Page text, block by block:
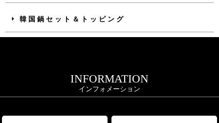
韓国鍋セット＆トッピング
INFORMATION
インフォメーション